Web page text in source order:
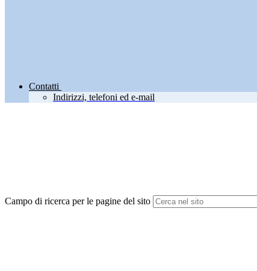
Contatti
Indirizzi, telefoni ed e-mail
Campo di ricerca per le pagine del sito